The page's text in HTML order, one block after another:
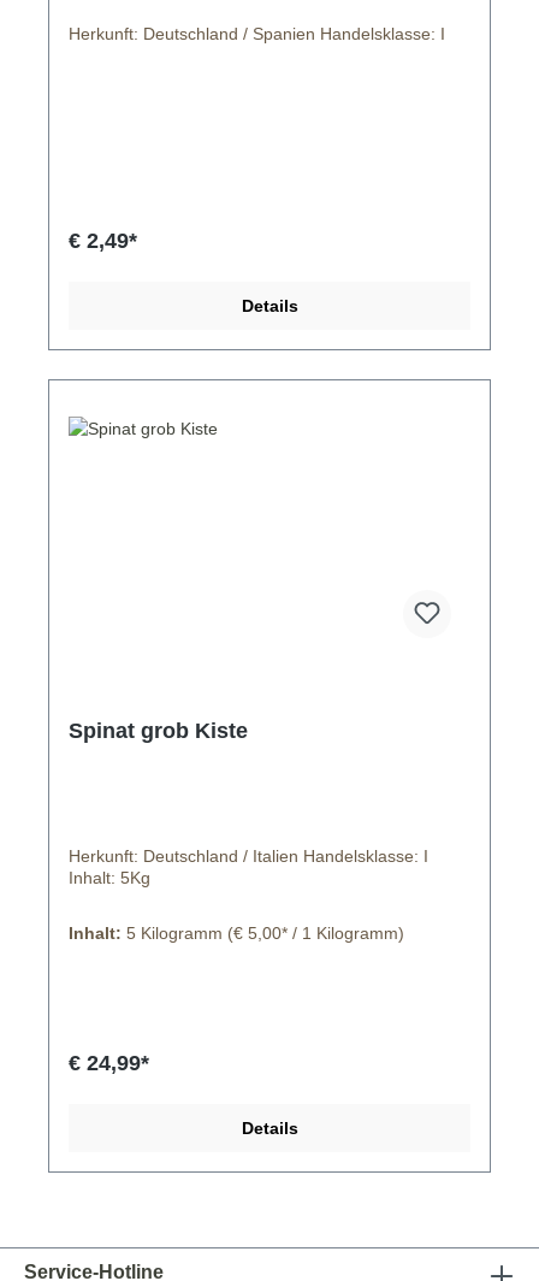
Herkunft: Deutschland / Spanien Handelsklasse: I
€ 2,49*
Details
Spinat grob Kiste
Herkunft: Deutschland / Italien Handelsklasse: I
Inhalt: 5Kg
Inhalt: 5 Kilogramm (€ 5,00* / 1 Kilogramm)
€ 24,99*
Details
Service-Hotline